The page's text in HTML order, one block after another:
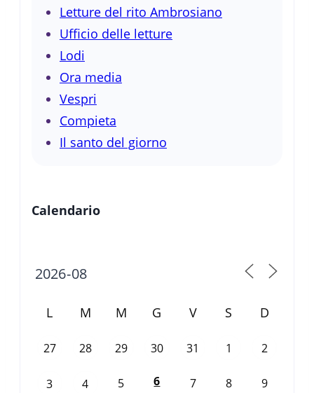
Letture del rito Ambrosiano
Ufficio delle letture
Lodi
Ora media
Vespri
Compieta
Il santo del giorno
Calendario
L M M G V S D
27 28 29 30 31 1 2
3 4 5 6 7 8 9